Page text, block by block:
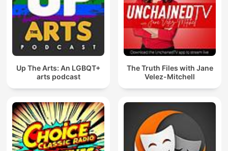
Up The Arts: An LGBQT+
arts podcast
The Truth Files with Jane
Velez-Mitchell